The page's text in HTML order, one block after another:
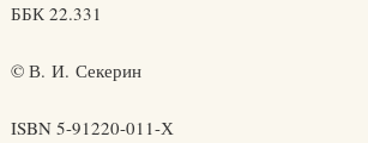
ББК 22.331
© В. И. Секерин
ISBN 5-91220-011-Х